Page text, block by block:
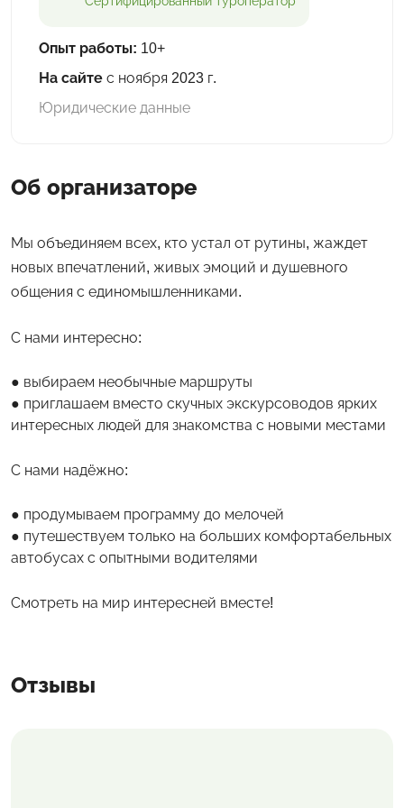
Опыт работы: 10+
На сайте с ноября 2023 г.
Юридические данные
Об организаторе
Мы объединяем всех, кто устал от рутины, жаждет
новых впечатлений, живых эмоций и душевного
общения с единомышленниками.
С нами интересно:
выбираем необычные маршруты
приглашаем вместо скучных экскурсоводов ярких
интересных людей для знакомства с новыми местами
С нами надёжно:
продумываем программу до мелочей
путешествуем только на больших комфортабельных
автобусах с опытными водителями
Смотреть на мир интересней вместе!
Отзывы